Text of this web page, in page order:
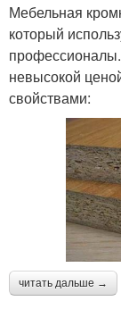
Мебельная
который
невысокой
свойствами:
читать дальше →